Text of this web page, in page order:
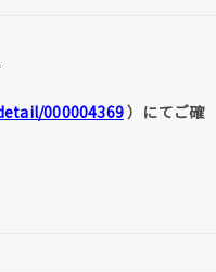
000004369）にてご確